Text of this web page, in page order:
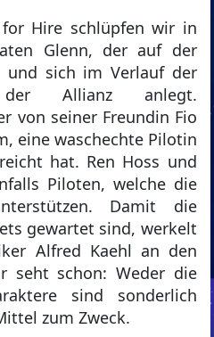
Hire schlüpfen wir in
Glenn, der auf der
und sich im Verlauf der
Allianz anlegt.
von seiner Freundin Fio
eine waschechte Pilotin
hat. Ren Hoss und
Piloten, welche die
Damit die
gewartet sind, werkelt
Alfred Kaehl an den
seht schon: Weder die
sind sonderlich
zum Zweck.